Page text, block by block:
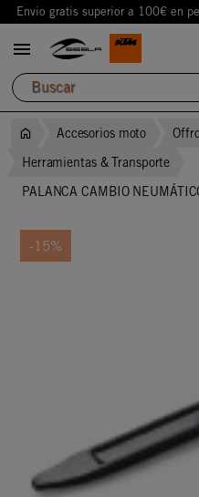
Envio gratis superior a 100€ en

Accesorios moto
Herramientas & Transporte
PALANCA CAMBIO
-15%